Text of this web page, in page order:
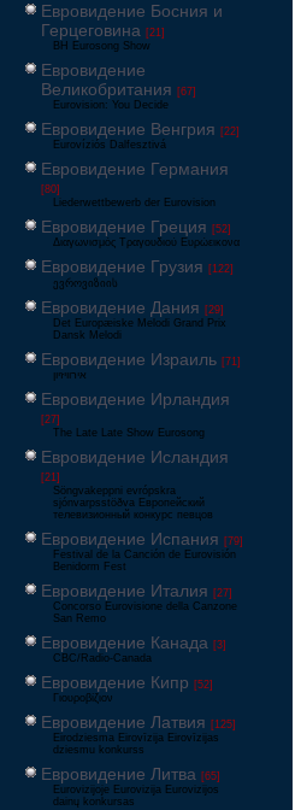
Евровидение Босния и
Герцеговина [21]
BH Eurosong Show
Евровидение
Великобритания [67]
Eurovision: You Decide
Евровидение Венгрия [22]
Eurovíziós Dalfesztivá
Евровидение Германия
[80]
Liederwettbewerb der Eurovision
Евровидение Греция [52]
Διαγωνισμός Τραγουδιού Ευρώεικονα
Евровидение Грузия [122]
ევროვიზიის
Евровидение Дания [29]
Det Europæiske Melodi Grand Prix
Dansk Melodi
Евровидение Израиль [71]
‏אירוויזיון
Евровидение Ирландия
[27]
The Late Late Show Eurosong
Евровидение Исландия
[21]
Söngvakeppni evrópskra
sjónvarpsstöðva Европейский
телевизионный конкурс певцов
Евровидение Испания [79]
Festival de la Canción de Eurovisión
Benidorm Fest
Евровидение Италия [27]
Concorso Eurovisione della Canzone
San Remo
Евровидение Канада [3]
CBC/Radio-Canada
Евровидение Кипр [52]
Γιουροβίζιον
Евровидение Латвия [125]
Eirodziesma Eirovīzija Eirovīzijas
dziesmu konkurss
Евровидение Литва [65]
Eurovizijoje Eurovizija Eurovizijos
dainų konkursas